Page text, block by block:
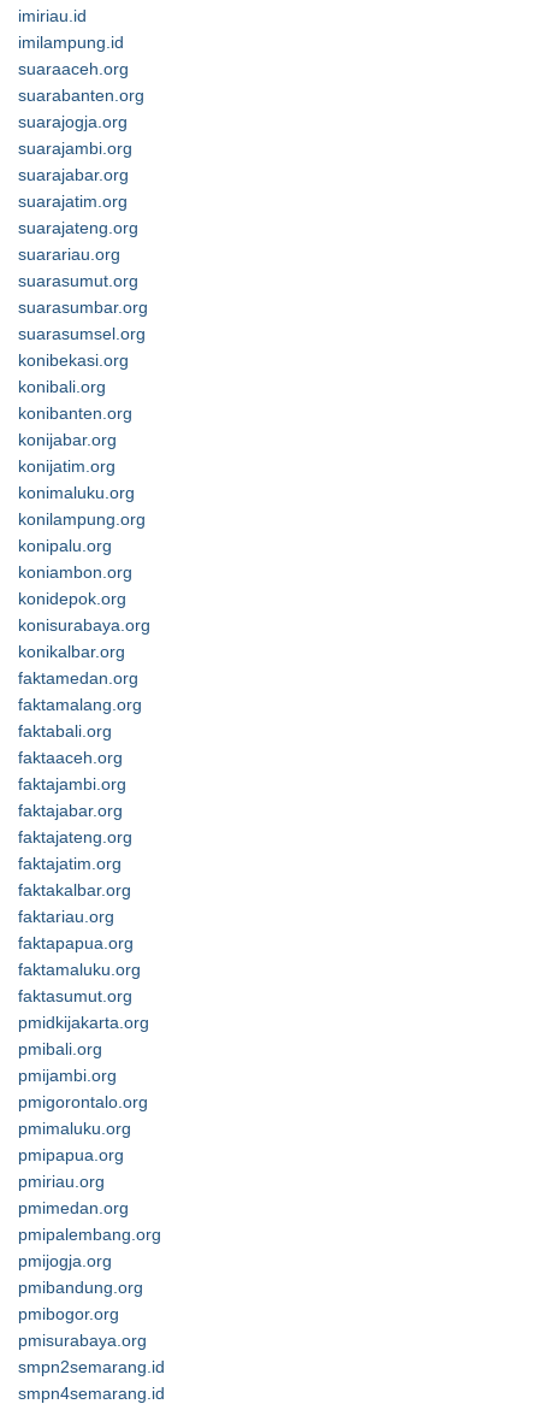
imiriau.id
imilampung.id
suaraaceh.org
suarabanten.org
suarajogja.org
suarajambi.org
suarajabar.org
suarajatim.org
suarajateng.org
suarariau.org
suarasumut.org
suarasumbar.org
suarasumsel.org
konibekasi.org
konibali.org
konibanten.org
konijabar.org
konijatim.org
konimaluku.org
konilampung.org
konipalu.org
koniambon.org
konidepok.org
konisurabaya.org
konikalbar.org
faktamedan.org
faktamalang.org
faktabali.org
faktaaceh.org
faktajambi.org
faktajabar.org
faktajateng.org
faktajatim.org
faktakalbar.org
faktariau.org
faktapapua.org
faktamaluku.org
faktasumut.org
pmidkijakarta.org
pmibali.org
pmijambi.org
pmigorontalo.org
pmimaluku.org
pmipapua.org
pmiriau.org
pmimedan.org
pmipalembang.org
pmijogja.org
pmibandung.org
pmibogor.org
pmisurabaya.org
smpn2semarang.id
smpn4semarang.id